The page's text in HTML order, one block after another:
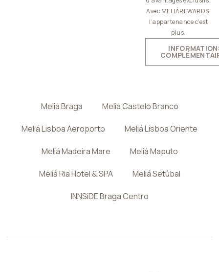
Avec MELIÁREWARDS,
l’appartenance c’est
plus.
Meliá Braga Meliá Castelo Branco
Meliá Lisboa Aeroporto Meliá Lisboa Oriente
Meliá Madeira Mare Meliá Maputo
Meliá Ria Hotel & SPA Meliá Setúbal
INNSiDE Braga Centro